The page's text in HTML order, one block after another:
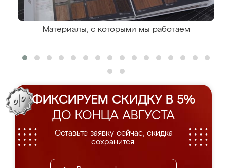
Материалы, с которыми мы работаем
ФИКСИРУЕМ СКИДКУ В 5%
ДО КОНЦА АВГУСТА
Оставьте заявку сейчас, скидка
сохранится.